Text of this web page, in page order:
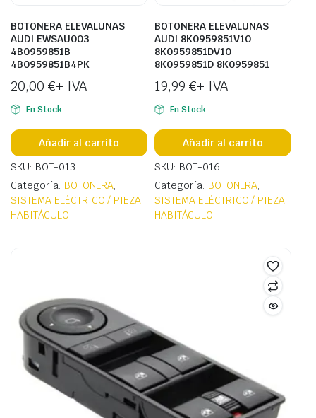
BOTONERA ELEVALUNAS
AUDI EWSAU003
4B0959851B
4B0959851B4PK
20,00 €+ IVA
En Stock
Añadir al carrito
SKU: BOT-013
Categoría: BOTONERA,
SISTEMA ELÉCTRICO / PIEZA
HABITÁCULO
BOTONERA ELEVALUNAS
AUDI 8K0959851V10
8K0959851DV10
8K0959851D 8K0959851
19,99 €+ IVA
En Stock
Añadir al carrito
SKU: BOT-016
Categoría: BOTONERA,
SISTEMA ELÉCTRICO / PIEZA
HABITÁCULO